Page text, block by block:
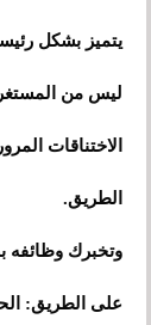
يتميز بشكل
ليس من
الاختناقات
الطريق.
وتخبرك وظائفه